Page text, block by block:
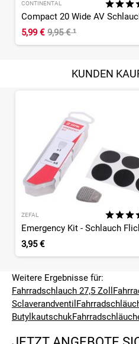
CONTINENTAL
5,99 € 9,95 €¹
KUNDEN
ZEFAL
3,95 €
Weitere Ergebnisse für:
Fahrradschlauch 27,5 Zoll
Sclaverandventil
Butylkautschuk